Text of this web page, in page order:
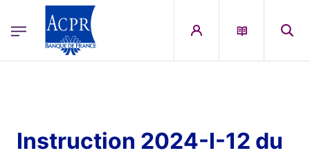
ACPR Menu Principal (English)
Instruction 2024-I-12 du